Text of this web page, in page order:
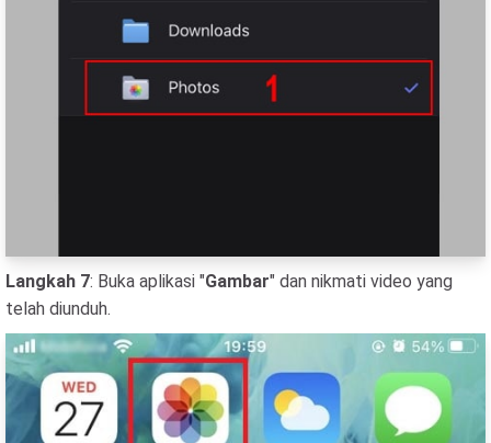
Langkah 7: Buka aplikasi "Gambar" dan nikmati video yang
telah diunduh.